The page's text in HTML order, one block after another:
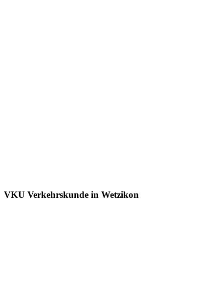
VKU Verkehrskunde in Wetzikon